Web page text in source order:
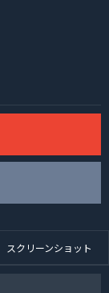
スクリーンショット